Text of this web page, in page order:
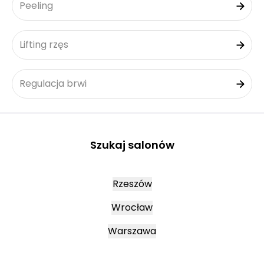
Peeling
Lifting rzęs
Regulacja brwi
Szukaj salonów
Rzeszów
Wrocław
Warszawa